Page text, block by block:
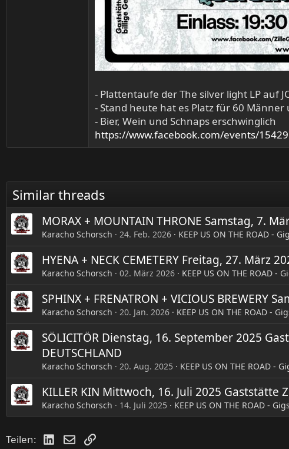
- Plattentaufe der The silver light LP auf
- Stand heute hat es Platz für 60
- Bier, Wein und Schnaps erschwinglich
https://www.facebook.com/events/
Similar threads
MORAX + MOUNTAIN THRONE Samstag, 7.
Karacho Schorsch 24. Feb. 2026 KEEP US ON THE ROAD -
HYENA + NECK CEMETERY Freitag, 27. März
Karacho Schorsch 02. März 2026 KEEP US ON THE ROAD -
SPHINX + FRENATRON + VICIOUS
Karacho Schorsch 20. Jan. 2026 KEEP US ON THE ROAD -
SÖLICITÖR Dienstag, 16. September 2025
DEUTSCHLAND
Karacho Schorsch 20. Aug. 2025 KEEP US ON THE ROAD -
KILLER KIN Mittwoch, 16. Juli 2025 Gaststätte
Karacho Schorsch 14. Juli 2025 KEEP US ON THE ROAD -
Teilen: LinkedIn
E-MailLink